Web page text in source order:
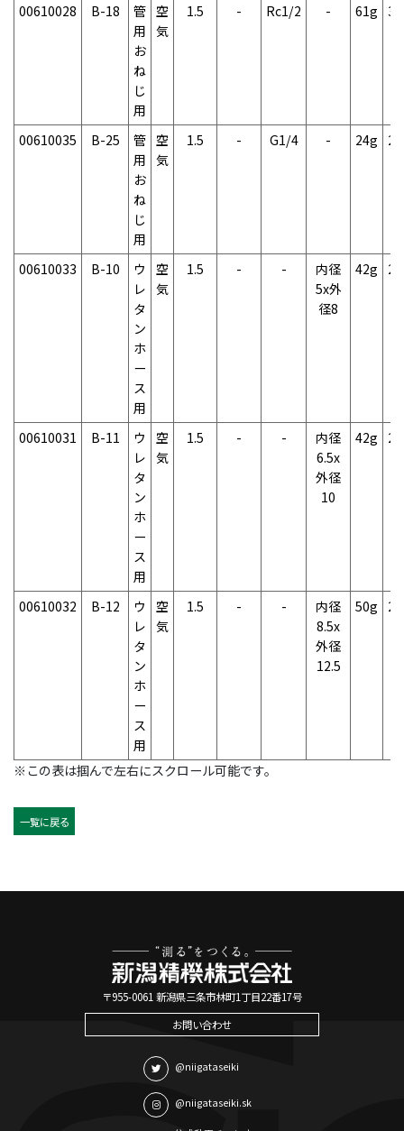
00610028 B-18
管
用
お
ね
じ
用
空
気
1.5 - Rc1/2 - 61g
00610035 B-25
管
用
お
ね
じ
用
空
気
1.5 - G1/4 - 24g
00610033 B-10
ウ
レ
タ
ン
ホ
ー
ス
用
空
気
1.5 - -
内径
5x外
径8
42g
00610031 B-11
ウ
レ
タ
ン
ホ
ー
ス
用
空
気
1.5 - -
内径
6.5x
外径
10
42g
00610032 B-12
ウ
レ
タ
ン
ホ
ー
ス
用
空
気
1.5 - -
内径
8.5x
外径
12.5
50g
※この表は掴んで左右にスクロール可能です。
一覧に戻る
〒955-0061 新潟県三条市林町1丁目22番17号
お問い合わせ
@niigataseiki
@niigataseiki.sk